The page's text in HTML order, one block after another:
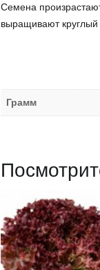
Семена
выращивают круглый
Грамм